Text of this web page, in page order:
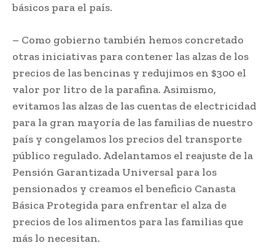
básicos para el país.
– Como gobierno también hemos concretado
otras iniciativas para contener las alzas de los
precios de las bencinas y redujimos en $300 el
valor por litro de la parafina. Asimismo,
evitamos las alzas de las cuentas de electricidad
para la gran mayoría de las familias de nuestro
país y congelamos los precios del transporte
público regulado. Adelantamos el reajuste de la
Pensión Garantizada Universal para los
pensionados y creamos el beneficio Canasta
Básica Protegida para enfrentar el alza de
precios de los alimentos para las familias que
más lo necesitan.